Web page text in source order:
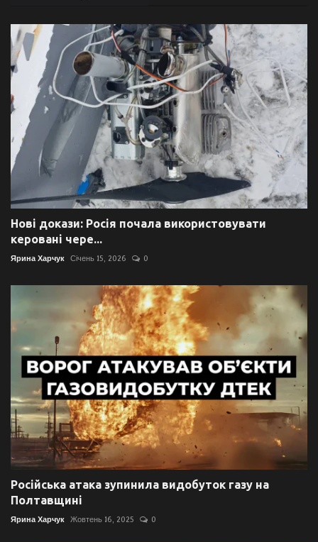
Нові докази: Росія почала використовувати
керовані чере...
Ярина Харчук Січень 15, 2026 0
Російська атака зупинила видобуток газу на
Полтавщині
Ярина Харчук Жовтень 16, 2025 0